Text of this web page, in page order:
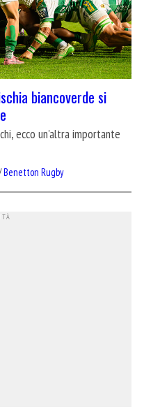
biancoverde si
ecco un'altra importante
Benetton Rugby